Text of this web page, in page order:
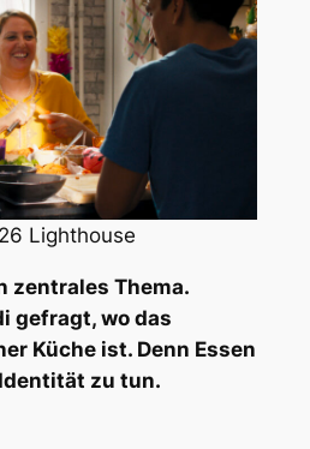
Lighthouse
zentrales Thema.
gefragt, wo das
Küche ist. Denn Essen
zu tun.